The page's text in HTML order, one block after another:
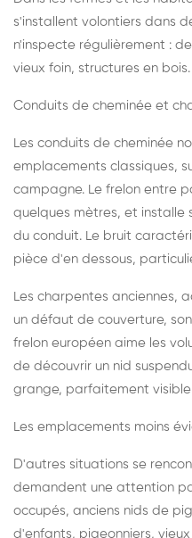
s'installent volontiers dans
n'inspecte régulièrement :
vieux foin, structures en bois.
Conduits de cheminée et
Les conduits de cheminée
emplacements classiques,
campagne. Le frelon entre
quelques mètres, et installe
du conduit. Le bruit
pièce d'en dessous,
Les charpentes anciennes,
un défaut de couverture,
frelon européen aime les
de découvrir un nid
grange, parfaitement visible
Les emplacements moins
D'autres situations se
demandent une attention
occupés, anciens nids de
d'enfants, pigeonniers,